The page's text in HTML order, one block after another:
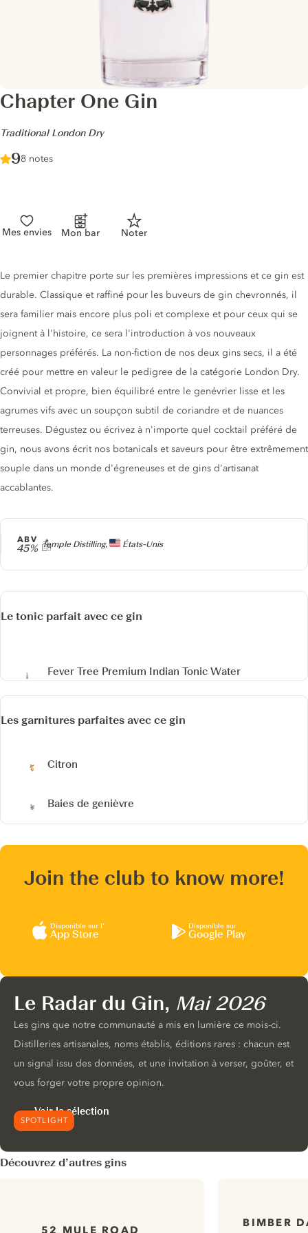
Chapter One Gin
-Traditional London Dry
Score :
9/ 10
8 notes
Mes envies Mon bar Noter
Producteur
Temple Distilling, États-Unis
ABV
45%
Description du gin
Le premier chapitre porte sur les premières impressions et ce gin est
durable. Classique et raffiné pour les buveurs de gin chevronnés, il
sera familier mais encore plus poli et complexe et pour ceux qui se
joignent à l'histoire, ce sera l'introduction à vos nouveaux
personnages préférés. La non-fiction de nos deux gins secs, il a été
créé pour mettre en valeur le pedigree de la catégorie London Dry.
Convivial et propre, bien équilibré entre le genévrier lisse et les
agrumes vifs avec un soupçon subtil de coriandre et de nuances
terreuses. Dégustez ou écrivez à n'importe quel cocktail préféré de
gin, nous avons écrit nos botanicals et saveurs pour être extrêmement
souple dans un monde d'égreneuses et de gins d'artisanat
accablantes.
Le tonic parfait avec ce gin
Fever Tree Premium Indian Tonic Water
Les garnitures parfaites avec ce gin
Citron
Baies de genièvre
Join the club to know more!
Disponible sur l’
App Store
Disponible sur
Google Play
SPOTLIGHT
Le Radar du Gin, Mai 2026
Les gins que notre communauté a mis en lumière ce mois-ci.
Distilleries artisanales, noms établis, éditions rares : chacun est
un signal issu des données, et une invitation à verser, goûter, et
vous forger votre propre opinion.
Voir la sélection
Découvrez d’autres gins
52 MULE ROAD
BIMBER